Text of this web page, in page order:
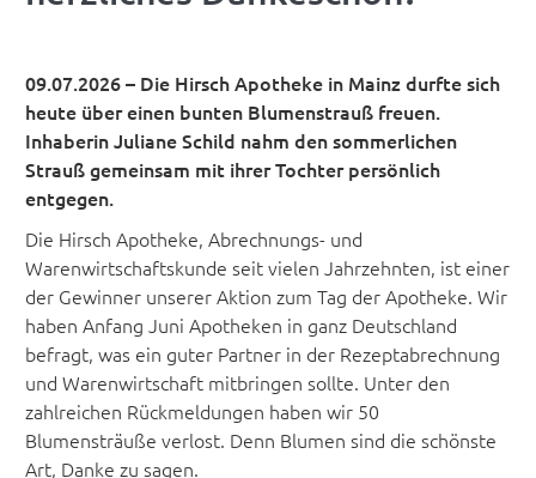
09.07.2026 – Die Hirsch Apotheke in Mainz durfte sich
heute über einen bunten Blumenstrauß freuen.
Inhaberin Juliane Schild nahm den sommerlichen
Strauß gemeinsam mit ihrer Tochter persönlich
entgegen.
Die Hirsch Apotheke, Abrechnungs- und
Warenwirtschaftskunde seit vielen Jahrzehnten, ist einer
der Gewinner unserer Aktion zum Tag der Apotheke. Wir
haben Anfang Juni Apotheken in ganz Deutschland
befragt, was ein guter Partner in der Rezeptabrechnung
und Warenwirtschaft mitbringen sollte. Unter den
zahlreichen Rückmeldungen haben wir 50
Blumensträuße verlost. Denn Blumen sind die schönste
Art, Danke zu sagen.